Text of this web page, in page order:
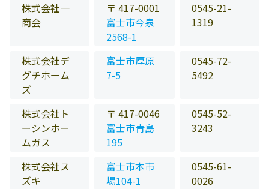
株式会社一
商会
〒 417-0001
富士市今泉
2568-1
0545-21-
1319
株式会社デ
グチホーム
ズ
富士市厚原
7-5
0545-72-
5492
株式会社ト
ーシンホー
ムガス
〒 417-0046
富士市青島
195
0545-52-
3243
株式会社ス
ズキ
富士市本市
場104-1
0545-61-
0026